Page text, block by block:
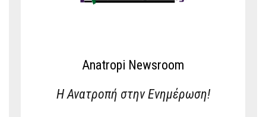
Anatropi Newsroom
Η Ανατροπή στην Ενημέρωση!